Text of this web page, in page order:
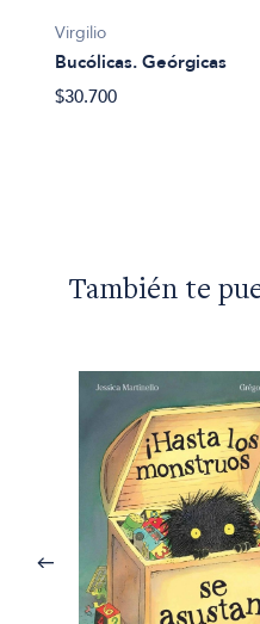
Virgilio
Bucólicas. Geórgicas
$30.700
También te